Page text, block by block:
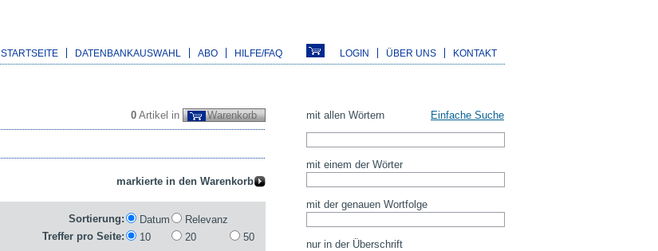
STARTSEITE DATENBANKAUSWAHL ABO HILFE/FAQ LOGIN ÜBER UNS KONTAKT
0 Artikel in Warenkorb
Sortierung: Datum
Relevanz
Treffer pro Seite:
10 20 50
mit allen Wörtern Einfache Suche
mit einem der Wörter
mit der genauen Wortfolge
nur in der Überschrift